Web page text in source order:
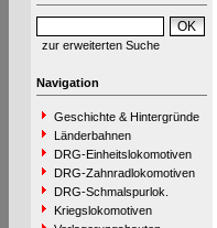
zur erweiterten Suche
Navigation
Geschichte & Hintergründe
Länderbahnen
DRG-Einheitslokomotiven
DRG-Zahnradlokomotiven
DRG-Schmalspurlok.
Kriegslokomotiven